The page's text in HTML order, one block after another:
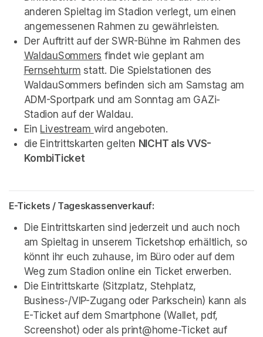
anderen Spieltag im Stadion verlegt, um einen
angemessenen Rahmen zu gewährleisten.
WaldauSommers (opens in a new tab)
Fernsehturm (opens in a new tab)
statt. Die Spielstationen des
WaldauSommers befinden sich am Samstag am
ADM-Sportpark und am Sonntag am GAZi-
Stadion auf der Waldau.
Ein Livestream (opens in a new tab)
wird angeboten.
die Eintrittskarten gelten NICHT als VVS-
KombiTicket
E-Tickets / Tageskassenverkauf:
Die Eintrittskarten sind jederzeit und auch noch
am Spieltag in unserem Ticketshop erhältlich, so
könnt ihr euch zuhause, im Büro oder auf dem
Weg zum Stadion online ein Ticket erwerben.
Die Eintrittskarte (Sitzplatz, Stehplatz,
Business-/VIP-Zugang oder Parkschein) kann als
E-Ticket auf dem Smartphone (Wallet, pdf,
Screenshot) oder als print@home-Ticket auf